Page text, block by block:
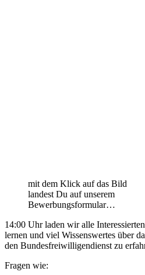
mit dem Klick auf das Bild
landest Du auf unserem
Bewerbungsformular…
14:00 Uhr laden wir alle
lernen und viel Wissenswertes über
den Bundesfreiwilligendienst zu
Fragen wie: